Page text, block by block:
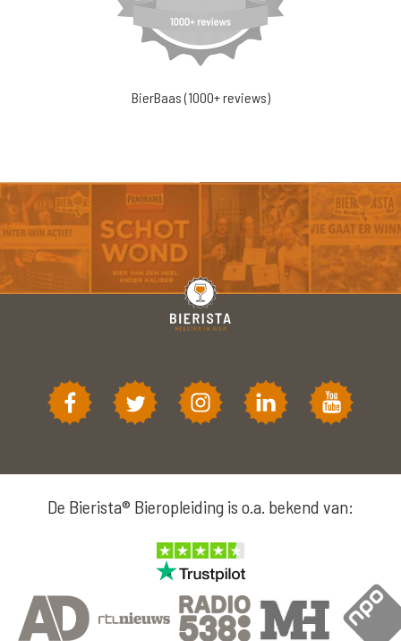
BierBaas (1000+ reviews)
De Bierista® Bieropleiding is o.a. bekend van: